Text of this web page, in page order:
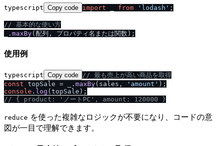
typescript Copy code import from 'lodash' ;
/ / 基本的な使い方
_. maxBy
使用例
typescript Copy code // 最も売上が高い商品を取得
const topSale = _. maxBy(sales, 'amount'
console . log
// { product: 'ノートPC', amount: 120000 }
reduce を使った複雑なロジックが不要になり、コードの意
図が一目で理解できます。